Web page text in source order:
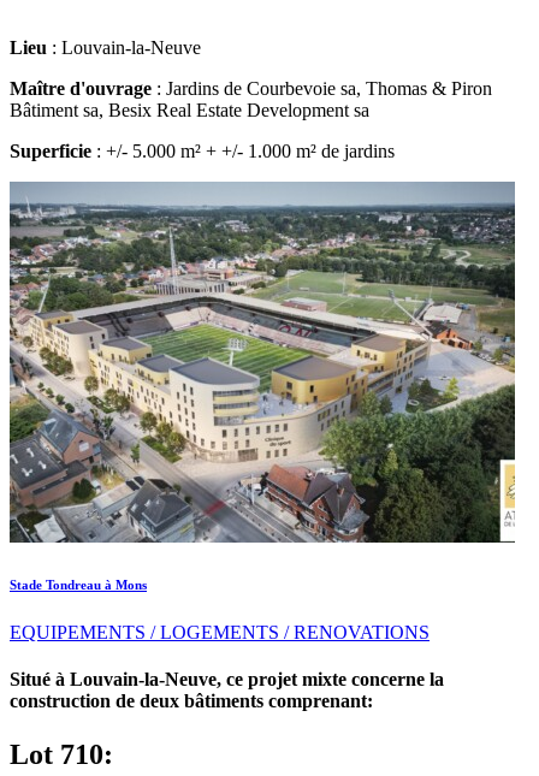
Lieu : Louvain-la-Neuve
Maître d'ouvrage : Jardins de Courbevoie sa, Thomas & Piron
Bâtiment sa, Besix Real Estate Development sa
Superficie : +/- 5.000 m² + +/- 1.000 m² de jardins
Stade Tondreau à Mons
EQUIPEMENTS / LOGEMENTS / RENOVATIONS
Situé à Louvain-la-Neuve, ce projet mixte concerne la
construction de deux bâtiments comprenant:
Lot 710: